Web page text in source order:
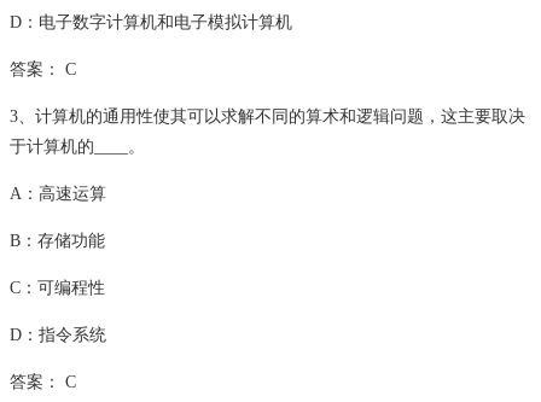
D：电子数字计算机和电子模拟计算机
答案： C
3、计算机的通用性使其可以求解不同的算术和逻辑问题，这主要取决
于计算机的____。
A：高速运算
B：存储功能
C：可编程性
D：指令系统
答案： C